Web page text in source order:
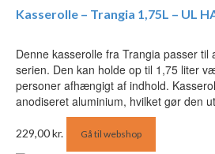
Kasserolle – Trangia 1,75L – UL
Denne kasserolle fra Trangia passer
serien. Den kan holde op til 1,75 liter
personer afhængigt af indhold.
anodiseret aluminium, hvilket gør den
229,00kr. Gå til webshop